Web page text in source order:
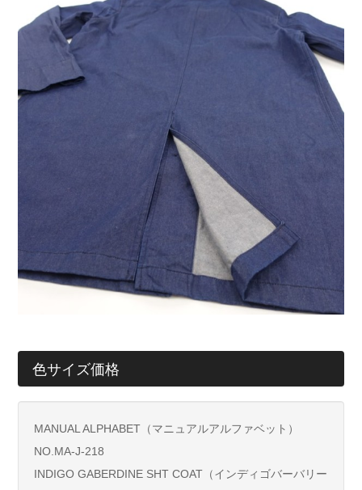
色サイズ価格
MANUAL ALPHABET（マニュアルアルファベット）
NO.MA-J-218
INDIGO GABERDINE SHT COAT（インディゴバーバリー